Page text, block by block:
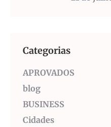
Categorias
APROVADOS
blog
BUSINESS
Cidades